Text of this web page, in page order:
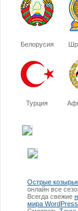
Белорусия
Турция
Острые
онлайн все
Всегда свежие
мира WordPress